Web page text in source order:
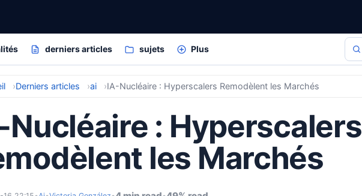
derniers articles sujets Plus
Derniers articles ai IA-Nucléaire : Hyperscalers Remodèlent les Marchés
Nucléaire : Hyperscalers
les Marchés